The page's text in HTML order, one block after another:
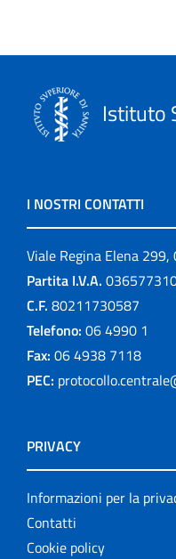
Istituto
I NOSTRI CONTATTI
Viale Regina Elena
Partita I.V.A.
C.F. 80211730587
Telefono: 06 4990 1
Fax: 06 4938 7118
PEC:
PRIVACY
Informazioni per la
Contatti
Cookie policy